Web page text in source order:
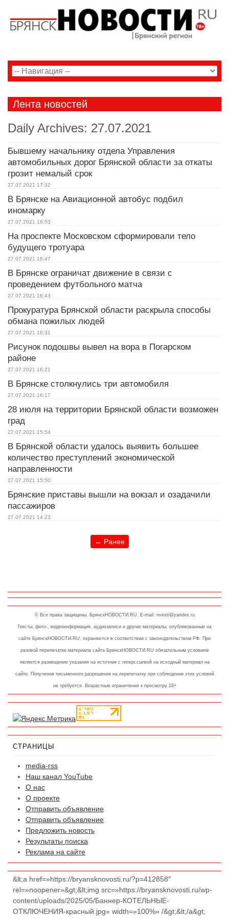
Лента новостей
Daily Archives: 27.07.2021
Бывшему начальнику отдела Управления
автомобильных дорог Брянской области за откаты
грозит немалый срок
27.07.2021 17:32
В Брянске на Авиационной автобус подбил
иномарку
27.07.2021 16:53
На проспекте Московском сформировали тело
будущего тротуара
27.07.2021 16:47
В Брянске ограничат движение в связи с
проведением футбольного матча
27.07.2021 16:43
Прокуратура Брянской области раскрыла способы
обмана пожилых людей
27.07.2021 16:31
Рисунок подошвы вывел на вора в Погарском
районе
27.07.2021 16:21
В Брянске столкнулись три автомобиля
27.07.2021 16:17
28 июля на территории Брянской области возможен
град
27.07.2021 15:54
В Брянской области удалось выявить большее
количество преступлений экономической
направленности
27.07.2021 15:50
Брянские приставы вышли на вокзал и озадачили
пассажиров
27.07.2021 14:23
← Ранее
© Все права защищены. БрянскНОВОСТИ.RU. E-mail: nvesti@yandex.ru
Тексты, фото-, видеоинформация, аудиозаписи и другие материалы, опубликованные на
сайте БрянскНОВОСТИ.RU, охраняются в соответствии с законодательством РФ. При
разовой перепечатке материала сайта БрянскНОВОСТИ.RU обязательным условием
является размещение указания на источник с гиперссылкой на исходный материал на
cайте. Получения письменного разрешения на перепечатку при соблюдении этих условий
не требуется. Возрастные ограничения к просмотру 18+
СТРАНИЦЫ
media-rss
Наш канал YouTube
О нас
О проекте
Отправить объявление
Отправить объявление
Предложить новость
Результаты поиска
Реклама на сайте
&lt;a href=»https://bryansknovosti.ru/?p=412858″
rel=»noopener»&gt;&lt;img src=»https://bryansknovosti.ru/wp-
content/uploads/2025/05/Баннер-КОТЕЛЬНЫЕ-
ОТКЛЮЧЕНИЯ-красный.jpg» width=»100%» /&gt;&lt;/a&gt;